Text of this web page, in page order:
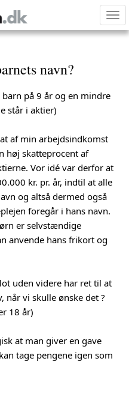
navn?
på 9 år og en mindre
står i aktier)
af min arbejdsindkomst
høj skatteprocent af
Vor idé var derfor at
kr. pr. år, indtil at alle
og altså dermed også
foregår i hans navn.
er selvstændige
anvende hans frikort og
uden videre har ret til at
når vi skulle ønske det ?
18 år)
at man giver en gave
tage pengene igen som